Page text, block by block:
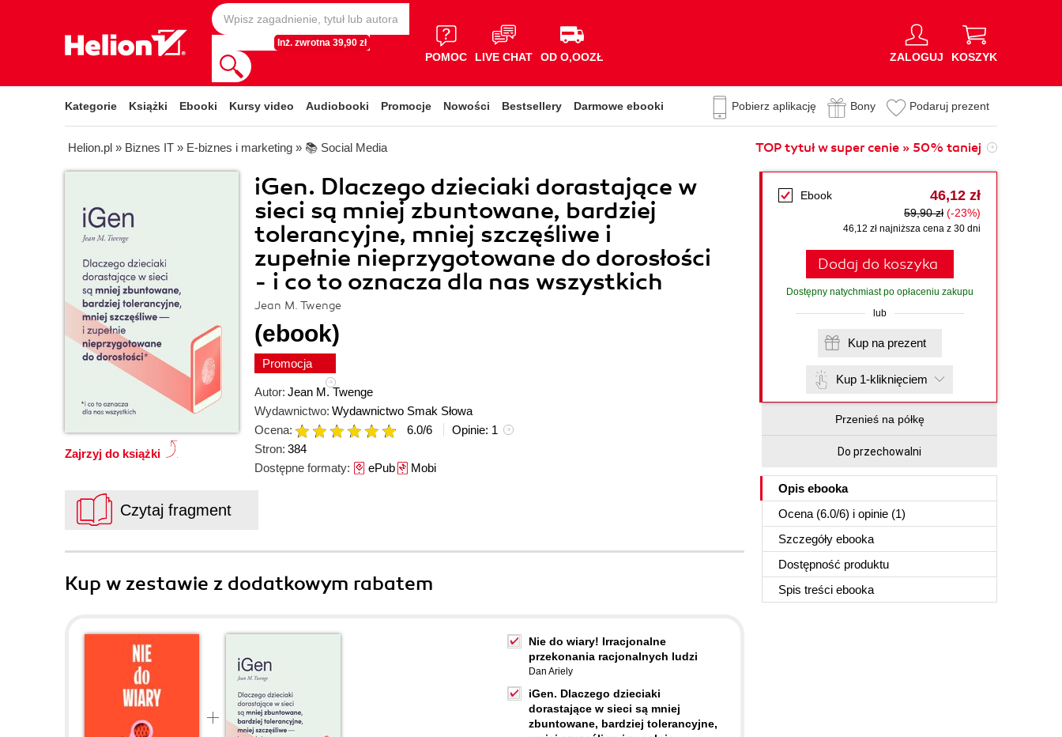
Inż. zwrotna 39,90 zł
POMOC LIVE CHAT OD O,OOZŁ ZALOGUJ KOSZYK
Kategorie Książki Ebooki Kursy video Audiobooki Promocje Nowości Bestsellery Darmowe ebooki Pobierz aplikację Bony Podaruj prezent
Helion.pl » Biznes IT » E-biznes i marketing » 📚 Social Media TOP tytuł w super cenie » 50% taniej
iGen. Dlaczego dzieciaki dorastające w
sieci są mniej zbuntowane, bardziej
tolerancyjne, mniej szczęśliwe i
zupełnie nieprzygotowane do dorosłości
- i co to oznacza dla nas wszystkich
Jean M. Twenge
(ebook)
Promocja
Zajrzyj do książki
Autor: Jean M. Twenge
Wydawnictwo: Wydawnictwo Smak Słowa
Ocena:
6.0/6 Opinie: 1
Stron: 384
Dostępne formaty: ePubMobi
Czytaj fragment
Ebook 46,12 zł
59,90 zł (-23%)
46,12 zł najniższa cena z 30 dni
Dodaj do koszyka
Dostępny natychmiast po opłaceniu zakupu
lub
Kup na prezent
Kup 1-kliknięciem
Przenieś na półkę
Do przechowalni
Opis ebooka
Ocena (6.0/6) i opinie (1)
Szczegóły ebooka
Dostępność produktu
Spis treści ebooka
Kup w zestawie z dodatkowym rabatem
Nie do wiary! Irracjonalne
przekonania racjonalnych ludzi
Dan Ariely
iGen. Dlaczego dzieciaki
dorastające w sieci są mniej
zbuntowane, bardziej tolerancyjne,